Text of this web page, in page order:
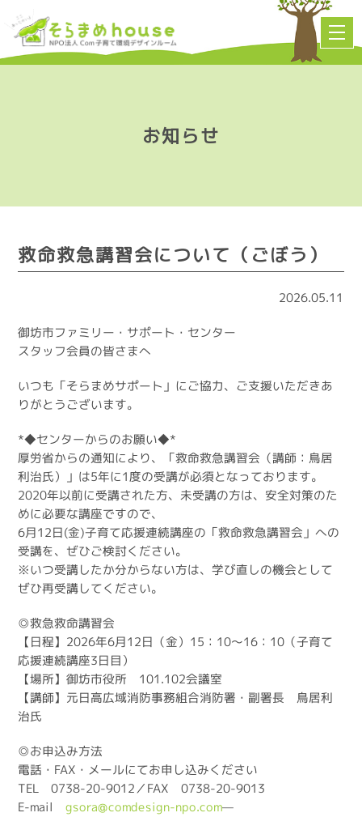
お知らせ
救命救急講習会について（ごぼう）
2026.05.11
御坊市ファミリー・サポート・センター
スタッフ会員の皆さまへ
いつも「そらまめサポート」にご協力、ご支援いただきあ
りがとうございます。
*◆センターからのお願い◆*
厚労省からの通知により、「救命救急講習会（講師：鳥居
利治氏）」は5年に1度の受講が必須となっております。
2020年以前に受講された方、未受講の方は、安全対策のた
めに必要な講座ですので、
6月12日(金)子育て応援連続講座の「救命救急講習会」への
受講を、ぜひご検討ください。
※いつ受講したか分からない方は、学び直しの機会として
ぜひ再受講してください。
◎救急救命講習会
【日程】2026年6月12日（金）15：10～16：10（子育て
応援連続講座3日目）
【場所】御坊市役所 101.102会議室
【講師】元日高広域消防事務組合消防署・副署長 鳥居利
治氏
◎お申込み方法
電話・FAX・メールにてお申し込みください
TEL 0738-20-9012／FAX 0738-20-9013
E-mailgsora@comdesign-npo.com—